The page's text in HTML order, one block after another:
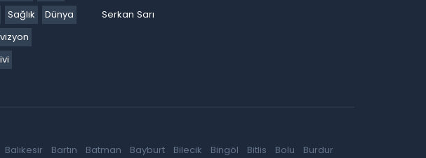
Sağlık
Dünya
Serkan Sarı
Balıkesir Bartın Batman Bayburt Bilecik Bingöl Bitlis Bolu
Burdur